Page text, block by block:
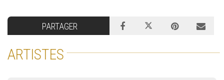
PARTAGER
ARTISTES